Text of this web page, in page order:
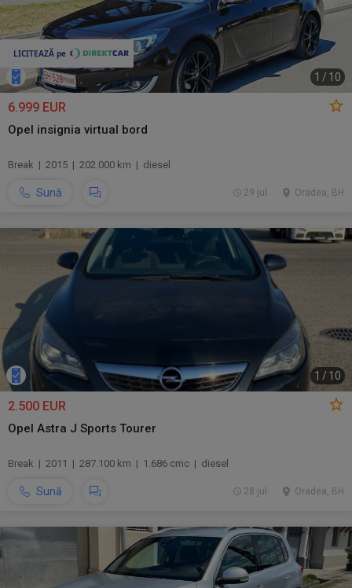
1 / 10
6.999 EUR
Opel insignia virtual bord
Break | 2015 | 202.000 km | diesel
Sună Oradea, BH
29 jul.
1 / 10
2.500 EUR
Opel Astra J Sports Tourer
Break | 2011 | 287.100 km | 1.686 cmc | diesel
Sună Oradea, BH
28 jul.